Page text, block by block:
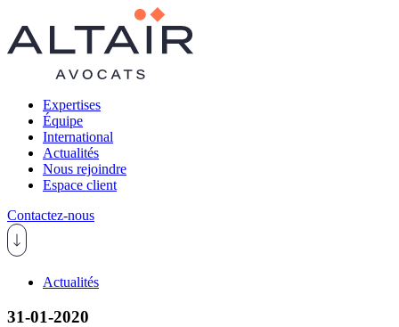
Expertises
Équipe
International
Actualités
Nous rejoindre
Espace client
Contactez-nous
Actualités
31-01-2020